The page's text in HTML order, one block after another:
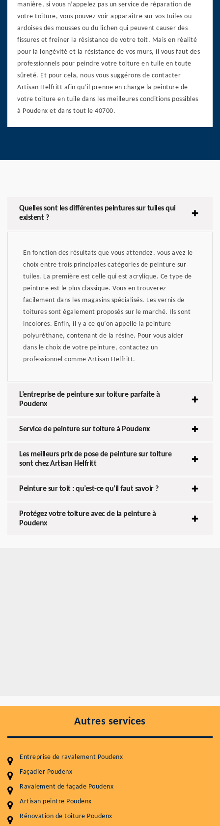
manière, si vous n’appelez pas un service de réparation de
votre toiture, vous pouvez voir apparaître sur vos tuiles ou
ardoises des mousses ou du lichen qui peuvent causer des
fissures et freiner la résistance de votre toit. Mais en réalité
pour la longévité et la résistance de vos murs, il vous faut des
professionnels pour peindre votre toiture en tuile en toute
sûreté. Et pour cela, nous vous suggérons de contacter
Artisan Helfritt afin qu’il prenne en charge la peinture de
votre toiture en tuile dans les meilleures conditions possibles
à Poudenx et dans tout le 40700.
Quelles sont les différentes peintures sur tuiles qui
existent ?
En fonction des résultats que vous attendez, vous avez le
choix entre trois principales catégories de peinture sur
tuiles. La première est celle qui est acrylique. Ce type de
peinture est le plus classique. Vous en trouverez
facilement dans les magasins spécialisés. Les vernis de
toitures sont également proposés sur le marché. Ils sont
incolores. Enfin, il y a ce qu’on appelle la peinture
polyuréthane, contenant de la résine. Pour vous aider
dans le choix de votre peinture, contactez un
professionnel comme Artisan Helfritt.
L’entreprise de peinture sur toiture parfaite à
Poudenx
Service de peinture sur toiture à Poudenx
Les meilleurs prix de pose de peinture sur toiture
sont chez Artisan Helfritt
Peinture sur toit : qu’est-ce qu’il faut savoir ?
Protégez votre toiture avec de la peinture à
Poudenx
Autres services
Entreprise de ravalement Poudenx
Façadier Poudenx
Ravalement de façade Poudenx
Artisan peintre Poudenx
Rénovation de toiture Poudenx
Entretenir votre toiture, c'est préserver sa
durabilité
Plus de 15 ans d'expérience en couverture et facade